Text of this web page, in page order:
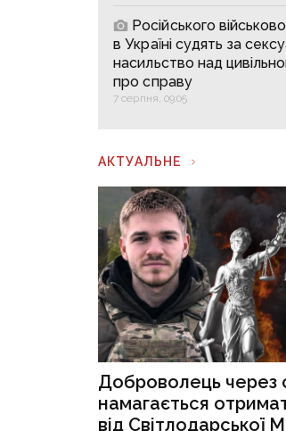
Російського
в Україні судять за
насильство над
про справу
7 серпня, 09:05
АКТУАЛЬНЕ
Доброволець через
намагається
від Світлодарської